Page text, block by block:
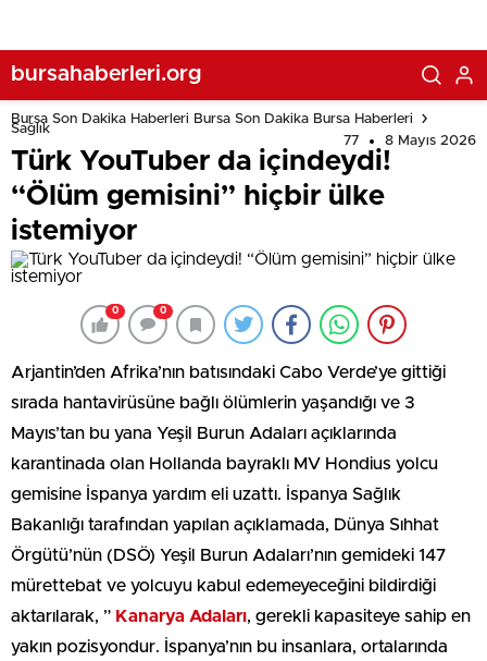
bursahaberleri.org
Bursa Son Dakika Haberleri Bursa Son Dakika Bursa Haberleri
Sağlık
77
8 Mayıs 2026
Türk YouTuber da içindeydi!
“Ölüm gemisini” hiçbir ülke
istemiyor
0 0
Arjantin’den Afrika’nın batısındaki Cabo Verde’ye gittiği
sırada hantavirüsüne bağlı ölümlerin yaşandığı ve 3
Mayıs’tan bu yana Yeşil Burun Adaları açıklarında
karantinada olan Hollanda bayraklı MV Hondius yolcu
gemisine İspanya yardım eli uzattı. İspanya Sağlık
Bakanlığı tarafından yapılan açıklamada, Dünya Sıhhat
Örgütü’nün (DSÖ) Yeşil Burun Adaları’nın gemideki 147
mürettebat ve yolcuyu kabul edemeyeceğini bildirdiği
aktarılarak, ” Kanarya Adaları, gerekli kapasiteye sahip en
yakın pozisyondur. İspanya’nın bu insanlara, ortalarında